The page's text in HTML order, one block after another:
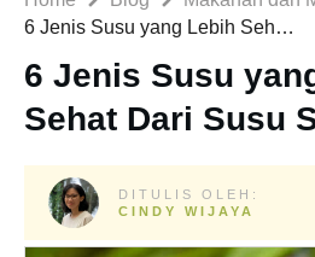
6 Jenis Susu yang Lebih Sehat Dari Susu Sapi
6 Jenis Susu
Sehat Dari Susu
DITULIS OLEH:
CINDY WIJAYA